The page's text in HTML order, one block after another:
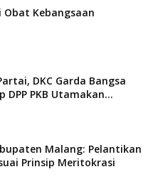
Obat Kebangsaan
DKC Garda Bangsa
DPP PKB Utamakan...
Malang: Pelantikan
Prinsip Meritokrasi